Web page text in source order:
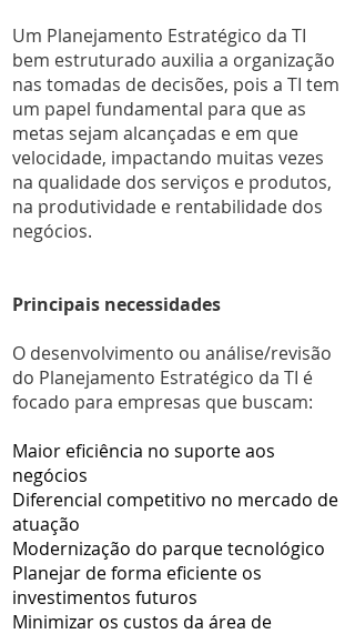
Um Planejamento Estratégico da TI
bem estruturado auxilia a organização
nas tomadas de decisões, pois a TI tem
um papel fundamental para que as
metas sejam alcançadas e em que
velocidade, impactando muitas vezes
na qualidade dos serviços e produtos,
na produtividade e rentabilidade dos
negócios.
Principais necessidades
O desenvolvimento ou análise/revisão
do Planejamento Estratégico da TI é
focado para empresas que buscam:
Maior eficiência no suporte aos
negócios
Diferencial competitivo no mercado de
atuação
Modernização do parque tecnológico
Planejar de forma eficiente os
investimentos futuros
Minimizar os custos da área de